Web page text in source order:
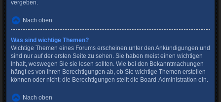
vergeben.
Nach oben
Was sind wichtige Themen?
Wichtige Themen eines Forums erscheinen unter den Ankündigungen und
sind nur auf der ersten Seite zu sehen. Sie haben meist einen wichtigen
Inhalt, weswegen Sie sie lesen sollten. Wie bei den Bekanntmachungen
hängt es von Ihren Berechtigungen ab, ob Sie wichtige Themen erstellen
können oder nicht; die Berechtigungen stellt die Board-Administration ein.
Nach oben